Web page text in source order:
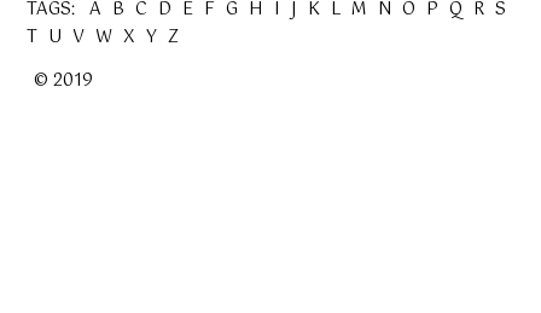
TAGS: A B C D E F G H I J K L M N O P Q R S
T U V W X Y Z
© 2019